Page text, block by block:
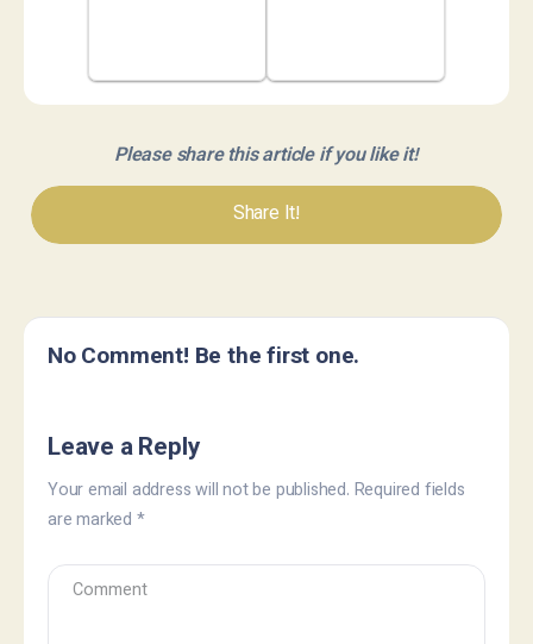
Please share this article if you like it!
Share It!
No Comment! Be the first one.
Leave a Reply
Your email address will not be published. Required fields
are marked *